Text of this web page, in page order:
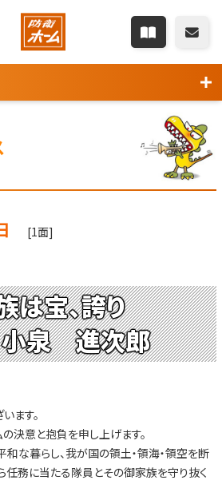
[1面]
は宝、誇り
泉 進次郎
ます。
決意と抱負を申し上げます。
な暮らし、我が国の領土・領海・領空を断
任務に当たる隊員とその御家族を守り抜く